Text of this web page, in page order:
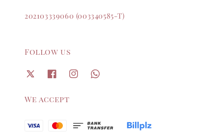
202103339060 (003340585-T)
Follow us
We accept